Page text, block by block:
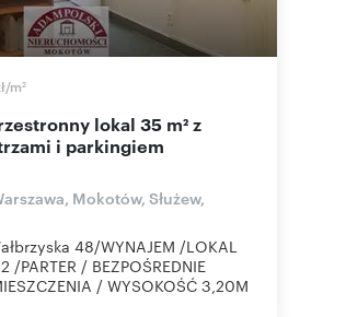
m2
i parkingiem
Mokotów, Służew,
48/WYNAJEM /LOKAL
/PARTER / BEZPOŚREDNIE
/ WYSOKOŚĆ 3,20M